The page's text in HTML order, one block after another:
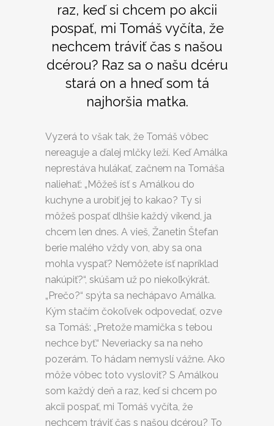
raz, keď si chcem po akcii
pospať, mi Tomáš vyčíta, že
nechcem tráviť čas s našou
dcérou? Raz sa o našu dcéru
stará on a hneď som tá
najhoršia matka.
Vyzerá to však tak, že Tomáš vôbec
nereaguje a ďalej mlčky leží. Keď Amálka
neprestáva hulákať, začnem na Tomáša
naliehať: „Môžeš ísť s Amálkou do
kuchyne a urobiť jej to kakao? Ty si
môžeš pospať dlhšie každý víkend, ja
chcem len dnes. A vieš, Žanetin Štefan
berie malého vždy von, aby sa ona
mohla vyspať? Nemôžete ísť napríklad
nakúpiť?“, skúšam už po niekoľkýkrát.
„Prečo?“ spýta sa nechápavo Amálka.
Kým stačím čokoľvek odpovedať, ozve
sa Tomáš: „Pretože mamička s tebou
nechce byť.“ Neveriacky sa na neho
pozerám. To hádam nemyslí vážne. Ako
môže vôbec toto vysloviť? S Amálkou
som každý deň a raz, keď si chcem po
akcii pospať, mi Tomáš vyčíta, že
nechcem tráviť čas s našou dcérou? To